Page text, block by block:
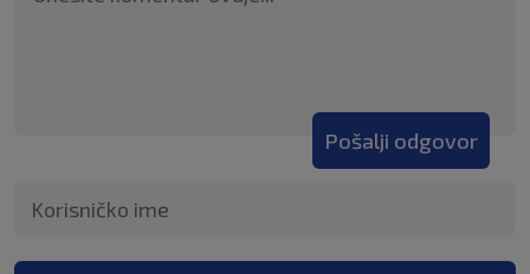
Pošalji odgovor